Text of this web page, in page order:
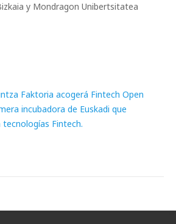
y Mondragon Unibertsitatea
Faktoria acogerá Fintech Open
incubadora de Euskadi que
Fintech.